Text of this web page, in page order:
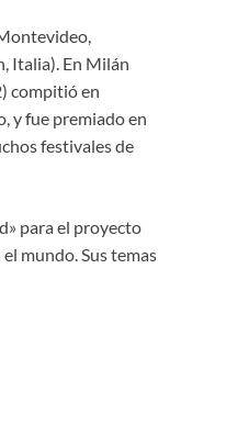
Italia). En Milán
compitió en
y fue premiado en
festivales de
para el proyecto
mundo. Sus temas